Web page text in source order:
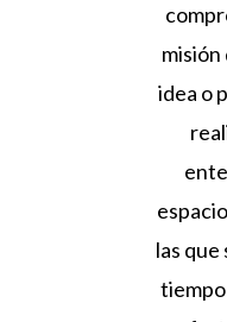
idea o
las que